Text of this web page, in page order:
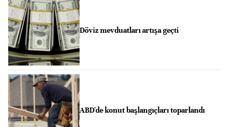
Döviz mevduatları artışa geçti
ABD'de konut başlangıçları toparlandı